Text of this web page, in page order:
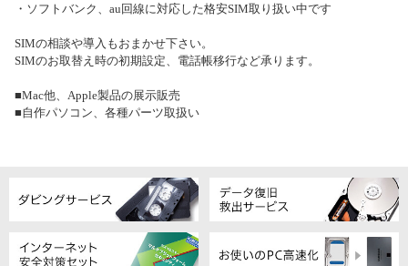
・ソフトバンク、au回線に対応した格安SIM取り扱い中です
SIMの相談や導入もおまかせ下さい。
SIMのお取替え時の初期設定、電話帳移行など承ります。
■Mac他、Apple製品の展示販売
■自作パソコン、各種パーツ取扱い